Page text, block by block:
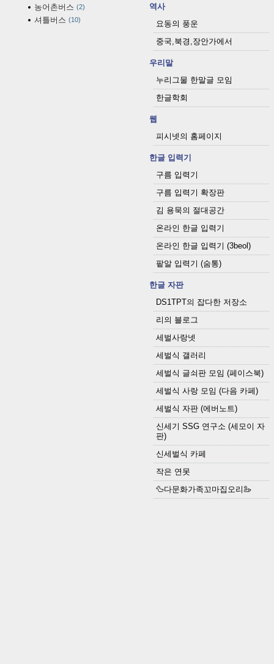
농어촌버스 2
셔틀버스 10
역사
요동의 풍운
중국,북경,장안가에서
우리말
누리그물 한말글 모임
한글학회
웹
피시넷의 홈페이지
한글 입력기
구름 입력기
구름 입력기 확장판
김 용묵의 절대공간
온라인 한글 입력기
온라인 한글 입력기 (3beol)
팥알 입력기 (숨통)
한글 자판
DS1TPT의 잡다한 저장소
리의 블로그
세벌사랑넷
세벌식 갤러리
세벌식 글쇠판 모임 (페이스북)
세벌식 사랑 모임 (다음 카페)
세벌식 자판 (에버노트)
신세기 SSG 연구소 (세모이 자
판)
신세벌식 카페
작은 연못
🦆다문화가족꼬마집오리🦢